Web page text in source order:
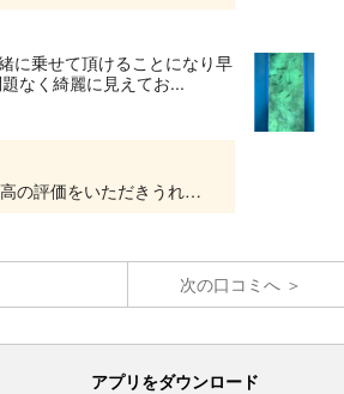
に乗せて頂けることになり早
なく綺麗に見えてお...
グラスボートのご乗船＆口コミへの投稿ありがとうございます！！！ 最高の評価をいただきうれしいです!(^^)! リーフと遊んでいただけたのですね☆海も人も大好きなリーフなので テンション...
次の口コミへ
アプリをダウンロード